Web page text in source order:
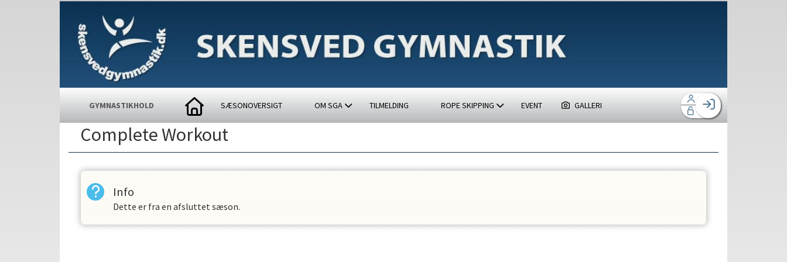
GYMNASTIKHOLD SÆSONOVERSIGT OM SGA TILMELDING ROPE SKIPPING EVENT GALLERI
Facebook login
Complete Workout
Info
Dette er fra en afsluttet sæson.